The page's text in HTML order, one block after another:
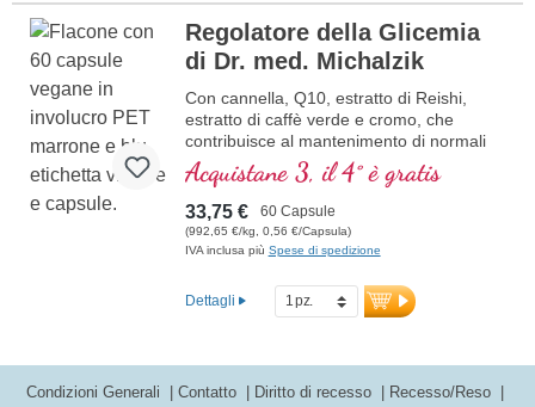
Regolatore della Glicemia
di Dr. med. Michalzik
Con cannella, Q10, estratto di Reishi,
estratto di caffè verde e cromo, che
contribuisce al mantenimento di normali
livelli di glicemia.
Acquistane 3, il 4° è gratis
33,75 € 60 Capsule
(992,65 €/kg, 0,56 €/Capsula)
IVA inclusa più Spese di spedizione
Dettagli
Condizioni Generali Contatto Diritto di recesso Recesso/Reso